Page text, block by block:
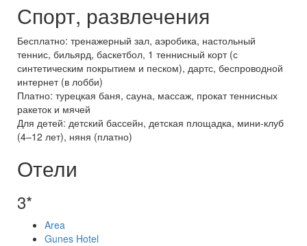
Спорт, развлечения
Бесплатно: тренажерный зал, аэробика, настольный
теннис, бильярд, баскетбол, 1 теннисный корт (с
синтетическим покрытием и песком), дартс, беспроводной
интернет (в лобби)
Платно: турецкая баня, сауна, массаж, прокат теннисных
ракеток и мячей
Для детей: детский бассейн, детская площадка, мини-клуб
(4–12 лет), няня (платно)
Отели
3*
Area
Gunes Hotel